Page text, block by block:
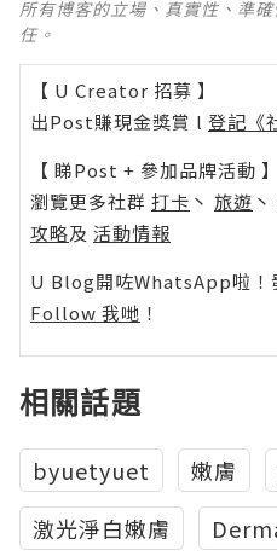
所有博客的立場、真實性、準
任。
【 U Creator 招募 】
出Post賺現金獎賞 l 登記《
【 睇Post + 參加品牌活動 】
瀏覽更多社群 打卡 丶 旅遊 丶
攻略及 活動情報
U Blog開咗WhatsApp啦！
Follow 我哋 ！
相關話題
byuetyuet 嫩膚
激光淨白嫩膚